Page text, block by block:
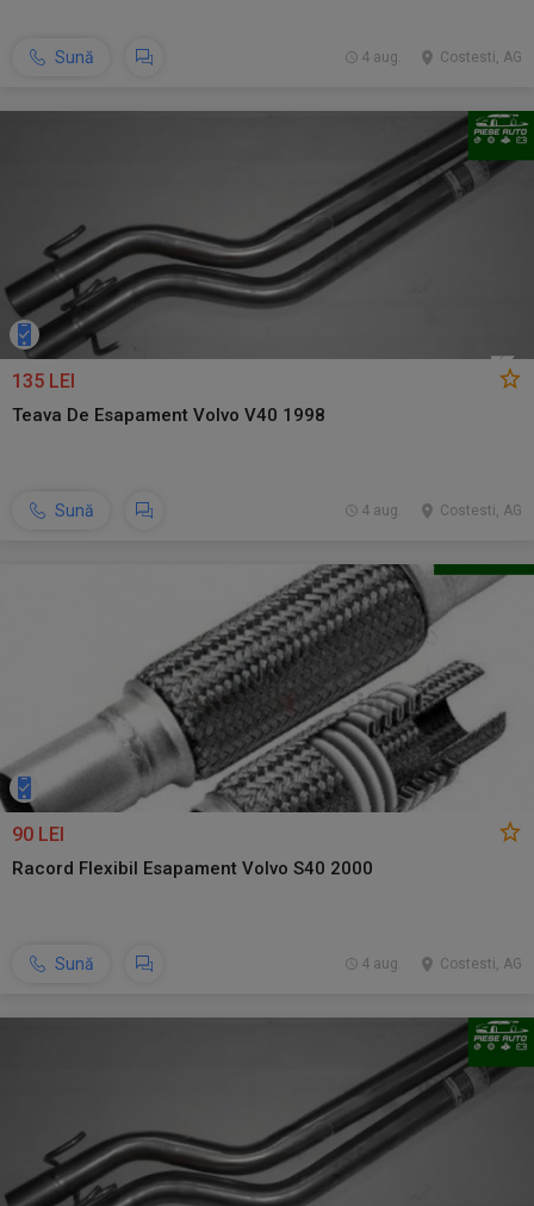
Sună Costesti, AG
4 aug.
135 LEI
Teava De Esapament Volvo V40 1998
Sună Costesti, AG
4 aug.
90 LEI
Racord Flexibil Esapament Volvo S40 2000
Sună Costesti, AG
4 aug.